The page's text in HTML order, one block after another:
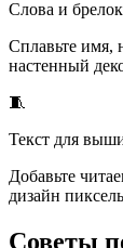
Слова и
Сплавьте имя,
настенный
🧵
Текст для
Добавьте
дизайн
Советы